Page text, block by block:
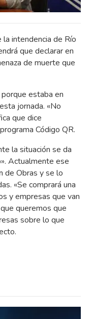
intendencia de Río
que declarar en
de muerte que
estaba en
jornada. «No
que dice
Código QR.
la situación se da
Actualmente ese
de Obras y se lo
«Se comprará una
y empresas que van
queremos que
sobre lo que